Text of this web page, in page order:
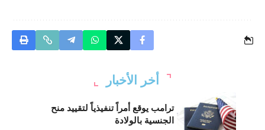
أخر الأخبار
ترامب يوقع أمراً تنفيذياً لتقييد منح
الجنسية بالولادة